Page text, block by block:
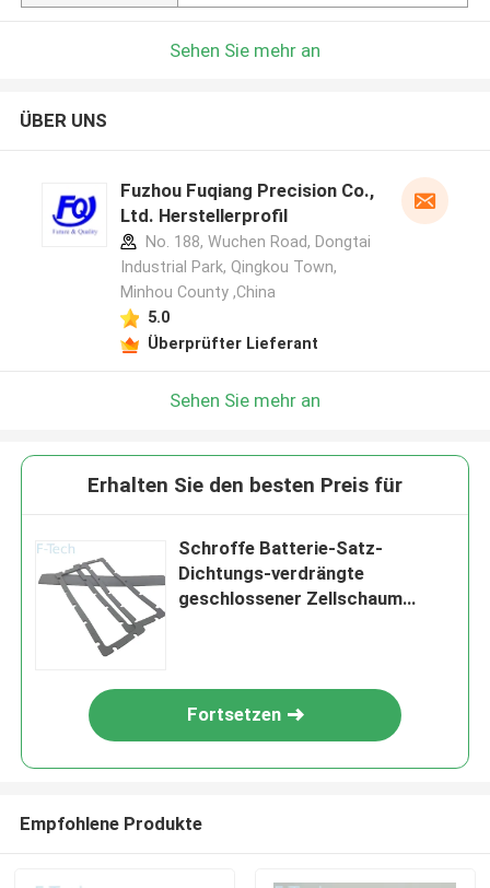
Sehen Sie mehr an
ÜBER UNS
Fuzhou Fuqiang Precision Co.,
Ltd. Herstellerprofil
No. 188, Wuchen Road, Dongtai
Industrial Park, Qingkou Town,
Minhou County ,China
5.0
Überprüfter Lieferant
Sehen Sie mehr an
Erhalten Sie den besten Preis für
Schroffe Batterie-Satz-
Dichtungs-verdrängte
geschlossener Zellschaum
Fortsetzen
Empfohlene Produkte